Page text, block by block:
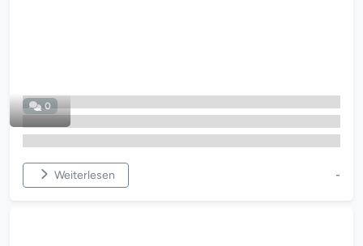
0
Weiterlesen -